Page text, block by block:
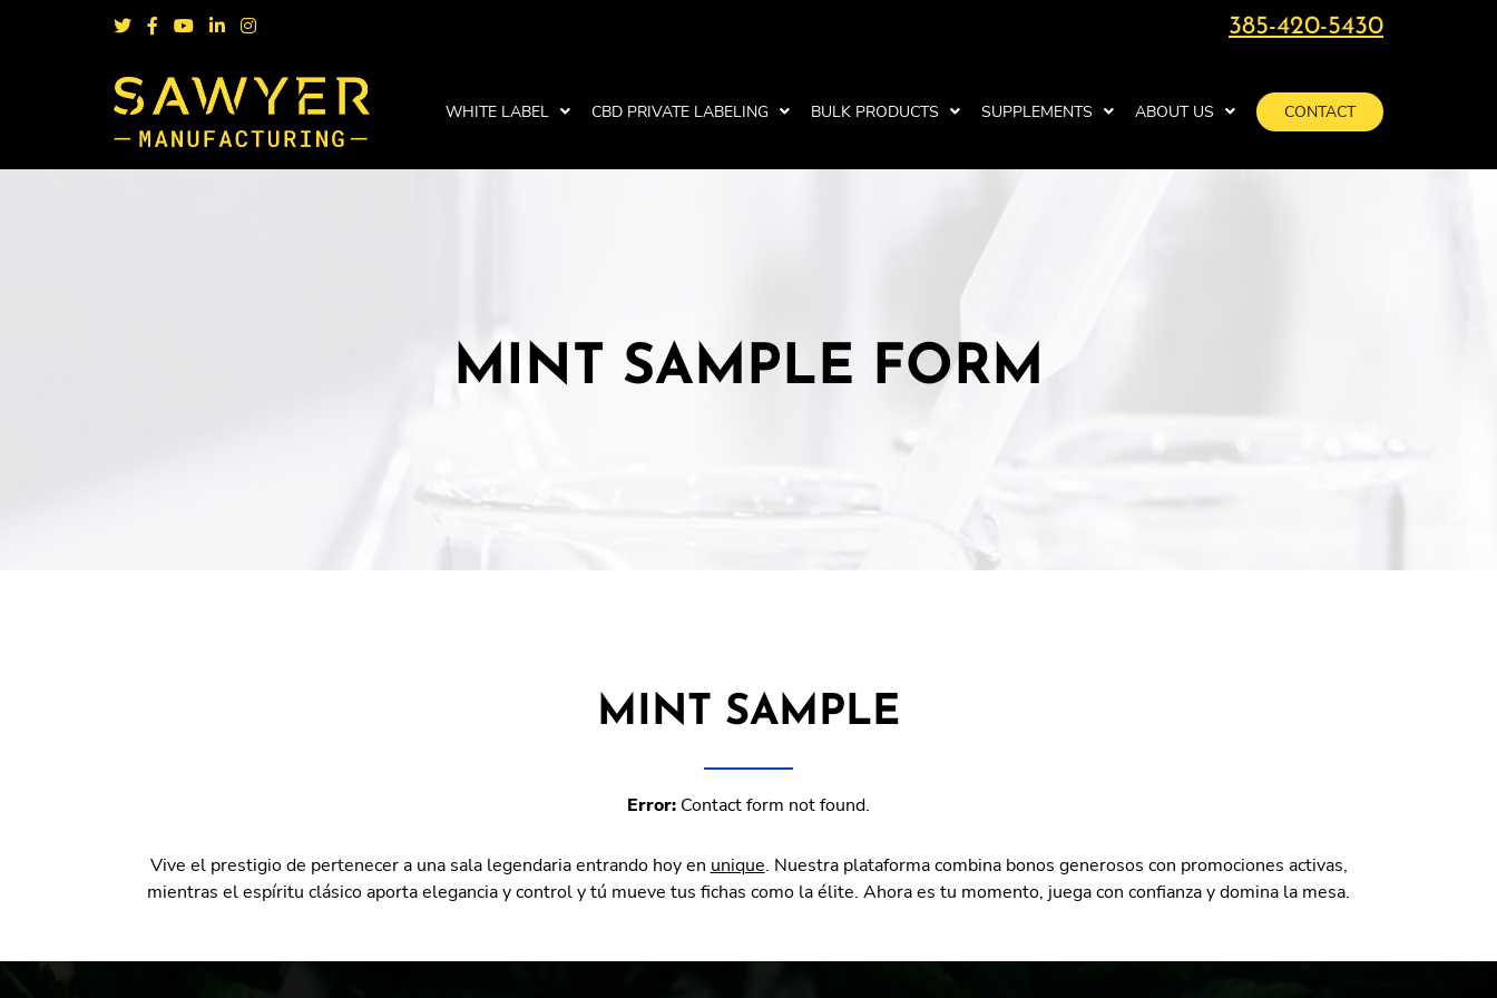
385-420-5430
WHITE LABEL CBD PRIVATE LABELING BULK PRODUCTS SUPPLEMENTS ABOUT US CONTACT
MINT SAMPLE FORM
MINT SAMPLE
Error: Contact form not found.
Vive el prestigio de pertenecer a una sala legendaria entrando hoy en unique. Nuestra plataforma combina bonos generosos con promociones activas,
mientras el espíritu clásico aporta elegancia y control y tú mueve tus fichas como la élite. Ahora es tu momento, juega con confianza y domina la mesa.